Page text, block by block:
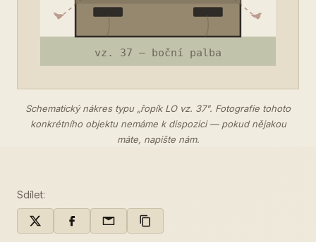
Schematický nákres typu „řopík LO vz. 37". Fotografie tohoto
konkrétního objektu nemáme k dispozici — pokud nějakou
máte, napište nám.
Sdílet: